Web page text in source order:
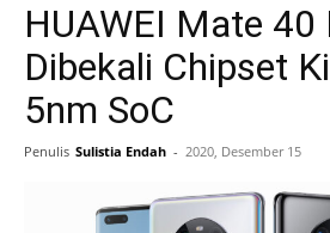
HUAWEI Mate 40
Dibekali Chipset
5nm SoC
Penulis Sulistia Endah - 2020, Desember 15